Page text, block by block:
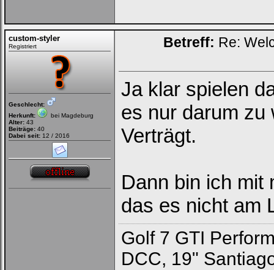
custom-styler
Registriert
Geschlecht:
Herkunft:
bei Magdeburg
Alter: 43
Beiträge: 40
Dabei seit: 12 / 2016
Betreff: Re:
Ja klar spielen
es nur darum zu
Verträgt.
Dann bin ich mit
das es nicht am
Golf 7 GTI
DCC, 19"